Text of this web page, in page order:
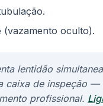
(vazamento oculto).
lentidão
caixa de inspeção —
profissional.